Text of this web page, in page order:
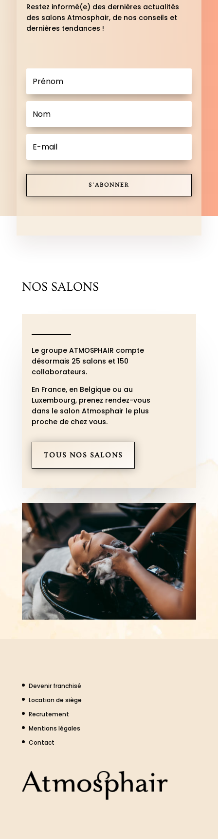
Restez informé(e) des dernières actualités
des salons Atmosphair, de nos conseils et
dernières tendances !
S'ABONNER
NOS SALONS
Le groupe ATMOSPHAIR compte
désormais 25 salons et 150
collaborateurs.
En France, en Belgique ou au
Luxembourg, prenez rendez-vous
dans le salon Atmosphair le plus
proche de chez vous.
TOUS NOS SALONS
Devenir franchisé
Location de siège
Recrutement
Mentions légales
Contact